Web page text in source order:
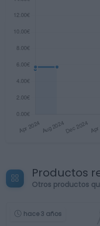
Productos
Otros productos
hace 3 años